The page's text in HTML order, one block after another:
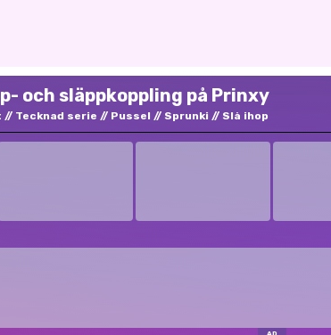
och släppkoppling på Prinxy
Tecknad serie Pussel Sprunki Slå ihop